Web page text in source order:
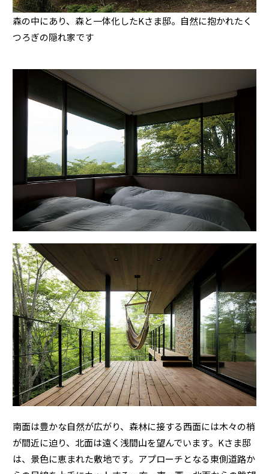
多彩な動画やこだわりが詰まった建築実例、注目の最新情報など、住
まいづくりを楽しく学べるデジタルラウンジです。
障がい者採用
海外事業
ミサワアイデンティティ
森の中にあり、森と一体化したKさま邸。自然に抱かれたく
つろぎの隠れ家です
南面は豊かな自然が広がり、森林に接する西面には木々の梢
が間近に迫り、北面は遠く浅間山を望んでいます。Kさま邸
は、景色に恵まれた敷地です。アプローチとなる東側道路か